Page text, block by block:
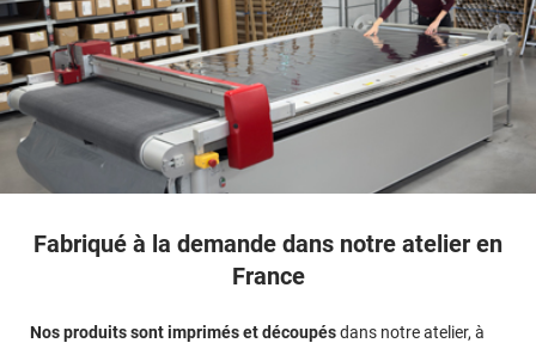
Fabriqué à la demande dans notre atelier en
France
Nos produits sont imprimés et découpésdans notre atelier, à